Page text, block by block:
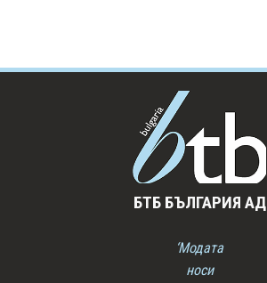
БТБ БЪЛГАРИЯ АД
‘Модата
носи